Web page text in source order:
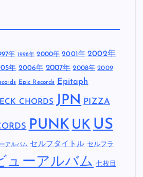
年 1998年 2000年 2001年 2002年
年 2006年 2007年 2008年 2009
Epic Records Epitaph
CHORDS JPN PIZZA
PUNK UK US
アルバム セルフタイトル セルフラ
ューアルバム 七枚目